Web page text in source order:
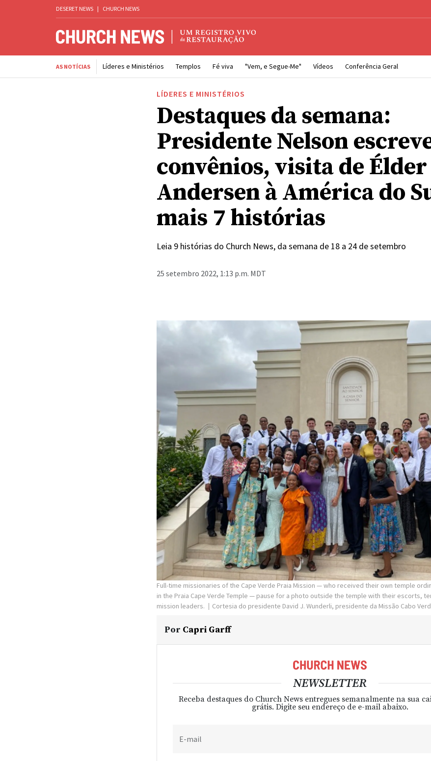
DESERET NEWS | CHURCH NEWS
AS NOTÍCIAS Líderes e Ministérios Templos Fé viva "Vem, e Segue-Me" Vídeos Conferência Geral
LÍDERES E MINISTÉRIOS
Destaques da semana:
Presidente Nelson
convênios, visita de
Andersen à América do
mais 7 histórias
Leia 9 histórias do Church News, da semana de 18 a 24 de setembro
25 setembro 2022, 1:13 p.m. MDT
Full-time missionaries of the Cape Verde Praia Mission — who received their own temple
in the Praia Cape Verde Temple — pause for a photo outside the temple with their escorts,
mission leaders.
Cortesia do presidente David J. Wunderli, presidente da Missão Cabo
Por Capri Garff
NEWSLETTER
Receba destaques do Church News entregues semanalmente na sua
grátis. Digite seu endereço de e-mail abaixo.
E-mail